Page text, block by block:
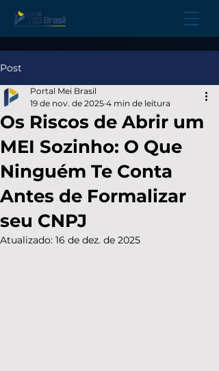
Post
Os Riscos de Abrir um
MEI Sozinho: O Que
Ninguém Te Conta
Antes de Formalizar
seu CNPJ
Portal Mei Brasil
19 de nov. de 2025 4 min de leitura
Atualizado: 16 de dez. de 2025